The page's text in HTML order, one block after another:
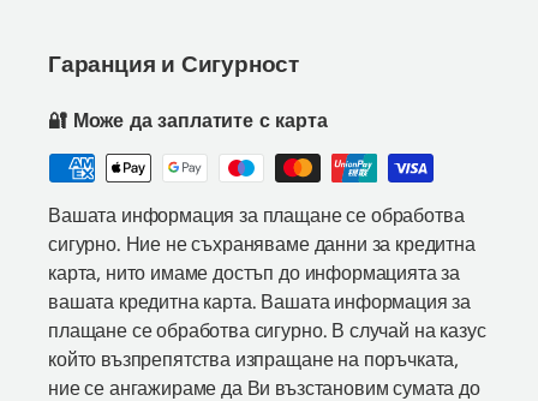
Гаранция и Сигурност
🔐 Може да заплатите с карта
Вашата информация за плащане се обработва
сигурно. Ние не съхраняваме данни за кредитна
карта, нито имаме достъп до информацията за
вашата кредитна карта. Вашата информация за
плащане се обработва сигурно. В случай на казус
който възпрепятства изпращане на поръчката,
ние се ангажираме да Ви възстановим сумата до